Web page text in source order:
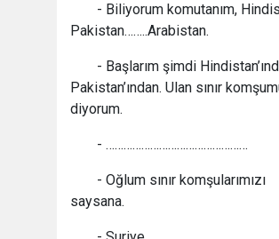
- Biliyorum komutanım,
Pakistan……..Arabistan.
- Başlarım şimdi
Pakistan’ından. Ulan sınır
diyorum.
- …………………………………………
- Oğlum sınır komşularımızı
saysana.